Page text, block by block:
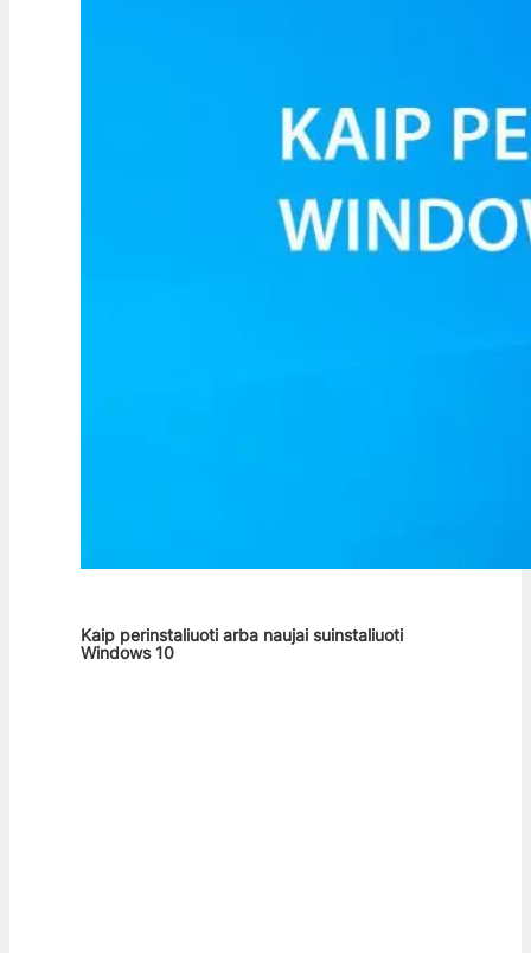
Kaip perinstaliuoti arba naujai suinstaliuoti
Windows 10